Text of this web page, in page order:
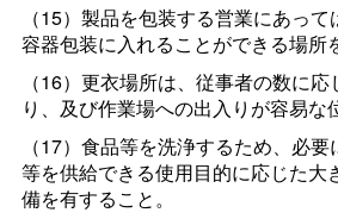
（15）製品を包装する営業にあっ
容器包装に入れることができる場所
（16）更衣場所は、従事者の数に
り、及び作業場への出入りが容易な
（17）食品等を洗浄するため、必
等を供給できる使用目的に応じた大
備を有すること。